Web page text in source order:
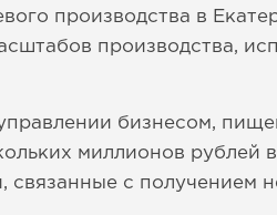
производства в
производства,
бизнесом,
миллионов рублей
связанные с получением